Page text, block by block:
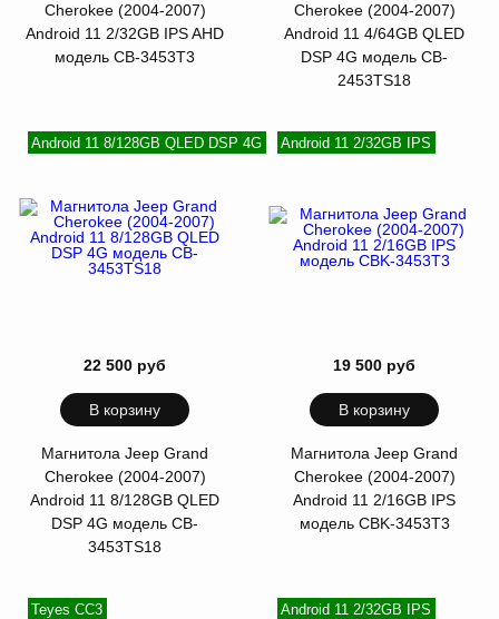
Cherokee (2004-2007)
Android 11 2/32GB IPS AHD
модель CB-3453T3
Cherokee (2004-2007)
Android 11 4/64GB QLED
DSP 4G модель CB-
2453TS18
Android 11 8/128GB QLED DSP 4G
22 500 руб
В корзину
Магнитола Jeep Grand
Cherokee (2004-2007)
Android 11 8/128GB QLED
DSP 4G модель CB-
3453TS18
Android 11 2/32GB IPS
19 500 руб
В корзину
Магнитола Jeep Grand
Cherokee (2004-2007)
Android 11 2/16GB IPS
модель CBK-3453T3
Teyes CC3
Android 11 2/32GB IPS